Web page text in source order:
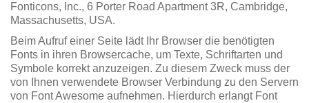
Fonticons, Inc., 6 Porter Road Apartment 3R, Cambridge,
Massachusetts, USA.
Beim Aufruf einer Seite lädt Ihr Browser die benötigten
Fonts in ihren Browsercache, um Texte, Schriftarten und
Symbole korrekt anzuzeigen. Zu diesem Zweck muss der
von Ihnen verwendete Browser Verbindung zu den Servern
von Font Awesome aufnehmen. Hierdurch erlangt Font